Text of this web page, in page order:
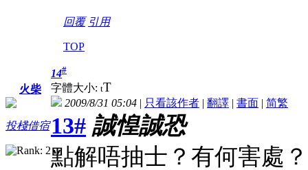
回覆 引用
TOP
火柴
投棧借宿
14#
字體大小: tT
2009/8/31 05:04 | 只看該作者 | 翻譯 | 書面 | 简繁
13# 誠惶誠恐
點解唔抽士？有何害處？